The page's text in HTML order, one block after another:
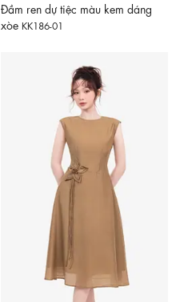
Đầm ren dự tiệc màu kem dáng
xòe KK186-01